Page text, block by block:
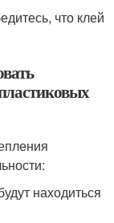
что клей
находиться